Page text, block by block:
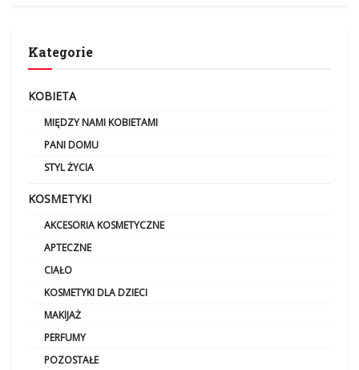
Kategorie
KOBIETA
MIĘDZY NAMI KOBIETAMI
PANI DOMU
STYL ŻYCIA
KOSMETYKI
AKCESORIA KOSMETYCZNE
APTECZNE
CIAŁO
KOSMETYKI DLA DZIECI
MAKIJAŻ
PERFUMY
POZOSTAŁE